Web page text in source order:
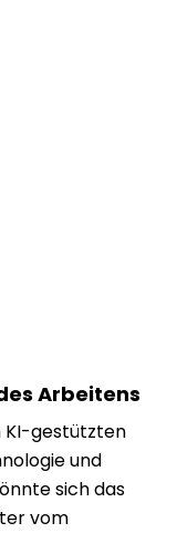
Arbeitens
KI-gestützten
und
sich das
vom